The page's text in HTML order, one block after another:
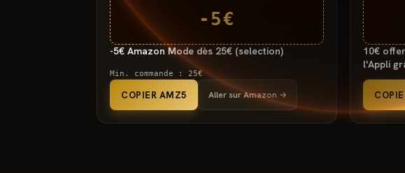
-5€
-5€ Amazon Mode dès 25€ (selection)
Min. commande : 25€
COPIER AMZ5 Aller surAmazon →
10€
l'Appli